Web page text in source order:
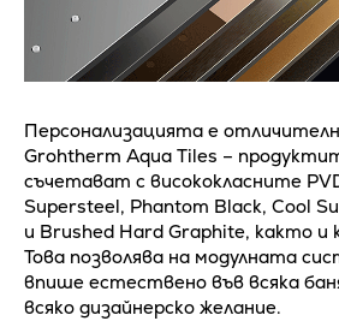
Персонализацията е
Grohtherm Aqua Tiles –
съчетават с висококласните
Supersteel, Phantom Black, Cool
и Brushed Hard Graphite, както и
Това позволява на модулната
впише естествено във всяка
всяко дизайнерско желание.